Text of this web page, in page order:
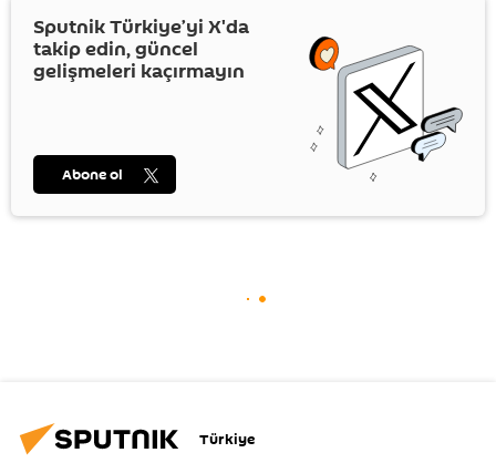
Sputnik Türkiye’yi X'da
takip edin, güncel
gelişmeleri kaçırmayın
Abone ol
Türkiye